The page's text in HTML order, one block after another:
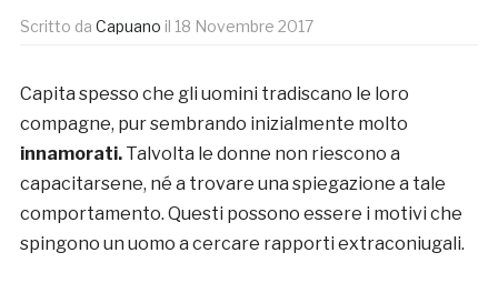
Scritto da Capuano il 18 Novembre 2017
Capita spesso che gli uomini tradiscano le loro
compagne, pur sembrando inizialmente molto
innamorati.Talvolta le donne non riescono a
capacitarsene, né a trovare una spiegazione a tale
comportamento. Questi possono essere i motivi che
spingono un uomo a cercare rapporti extraconiugali.